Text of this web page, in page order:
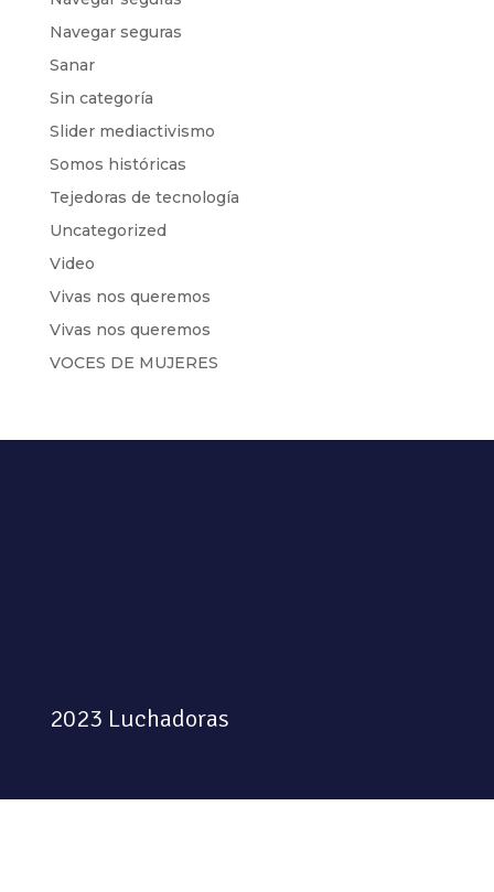
Navegar seguras
Sanar
Sin categoría
Slider mediactivismo
Somos históricas
Tejedoras de tecnología
Uncategorized
Video
Vivas nos queremos
Vivas nos queremos
VOCES DE MUJERES
2023 Luchadoras